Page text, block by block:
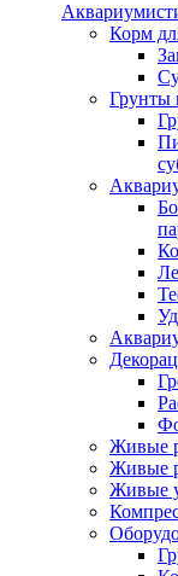
Корм
Грунты
Живые
Живые
Живые